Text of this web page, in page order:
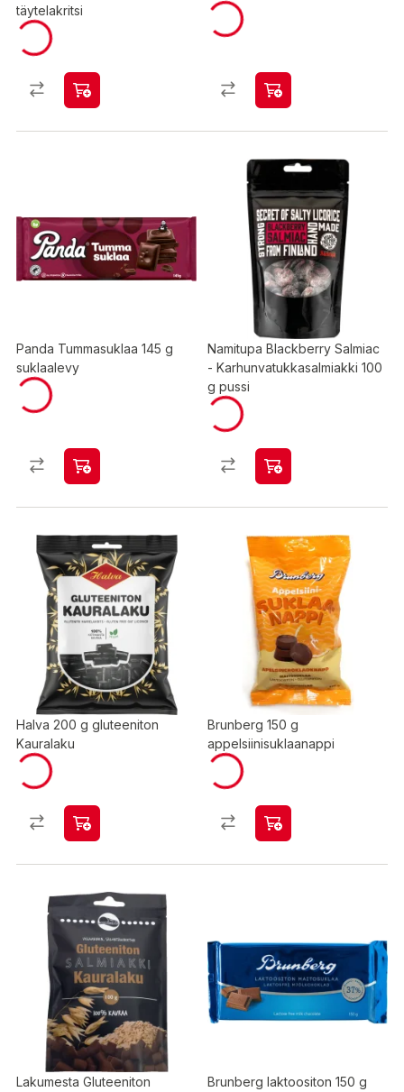
täytelakritsi
Panda Tummasuklaa 145 g
suklaalevy
Namitupa Blackberry Salmiac
- Karhunvatukkasalmiakki 100
g pussi
Halva 200 g gluteeniton
Kauralaku
Brunberg 150 g
appelsiinisuklaanappi
Lakumesta Gluteeniton
Brunberg laktoositon 150 g